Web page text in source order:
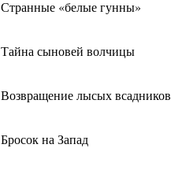
Странные «белые гунны»
Тайна сыновей волчицы
Возвращение лысых всадников
Бросок на Запад